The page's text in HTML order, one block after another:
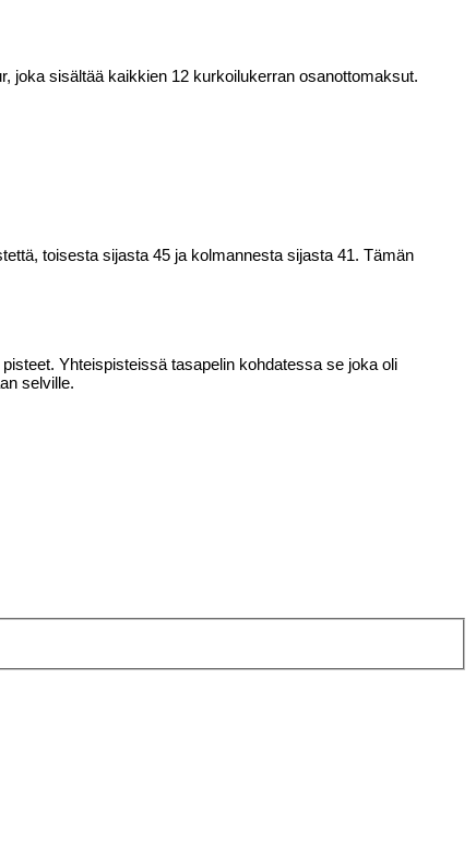
joka sisältää kaikkien 12 kurkoilukerran osanottomaksut.
toisesta sijasta 45 ja kolmannesta sijasta 41. Tämän
Yhteispisteissä tasapelin kohdatessa se joka oli
selville.